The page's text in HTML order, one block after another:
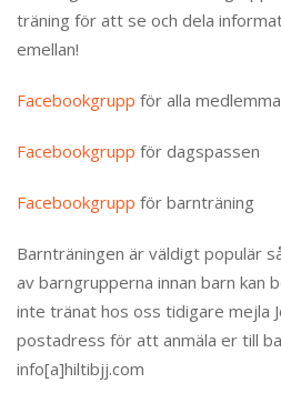
träning för att se och dela
emellan!
Facebookgrupp för alla
Facebookgrupp för dagspassen
Facebookgrupp för barnträning
Barnträningen är väldigt populär
av barngrupperna innan barn kan
inte tränat hos oss tidigare mejla
postadress för att anmäla er till
info[a]hiltibjj.com